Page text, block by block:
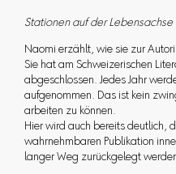
Stationen auf der
Naomi erzählt, wie sie zur
Sie hat am Schweizerischen
abgeschlossen. Jedes Jahr
aufgenommen. Das ist kein
arbeiten zu können.
Hier wird auch bereits deutlich,
wahrnehmbaren Publikation
langer Weg zurückgelegt